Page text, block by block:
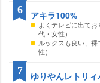
アキラ100%
よくテレビに出て
代・女性）
ルックスも良い、
性）
6
ゆりやんレトリィ
7